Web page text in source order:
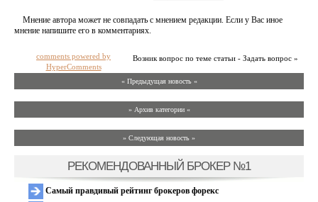
Мнение автора может не совпадать с мнением редакции. Если у Вас иное
мнение напишите его в комментариях.
Возник вопрос по теме статьи - Задать вопрос »
comments powered by
HyperComments
« Предыдущая новость «
» Архив категории «
» Следующая новость »
РЕКОМЕНДОВАННЫЙ БРОКЕР №1
Самый правдивый рейтинг брокеров форекс